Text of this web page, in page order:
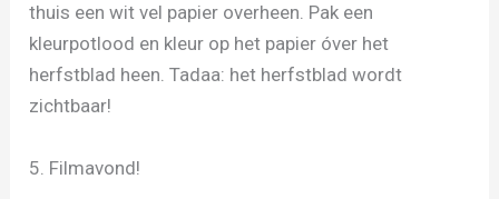
thuis een wit vel papier overheen. Pak een
kleurpotlood en kleur op het papier óver het
herfstblad heen. Tadaa: het herfstblad wordt
zichtbaar!
5. Filmavond!